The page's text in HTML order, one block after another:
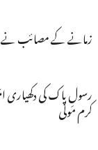
زمانے کے مصائب نے
رسولِ پاک کی دکھیاری
کرم مولٰی